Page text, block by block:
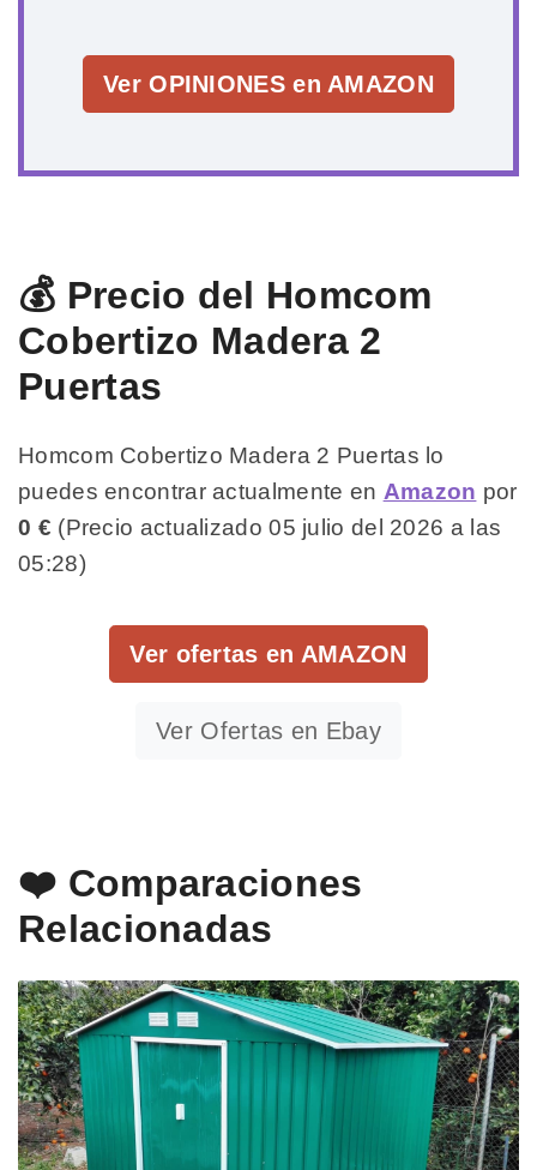
Ver OPINIONES en AMAZON
💰 Precio del Homcom
Cobertizo Madera 2
Puertas
Homcom Cobertizo Madera 2 Puertas lo
puedes encontrar actualmente en Amazon por
0 € (Precio actualizado 05 julio del 2026 a las
05:28)
Ver ofertas en AMAZON
Ver Ofertas en Ebay
❤️ Comparaciones
Relacionadas